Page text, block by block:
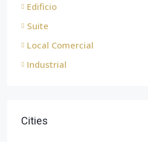
Edificio
Suite
Local Comercial
Industrial
Cities